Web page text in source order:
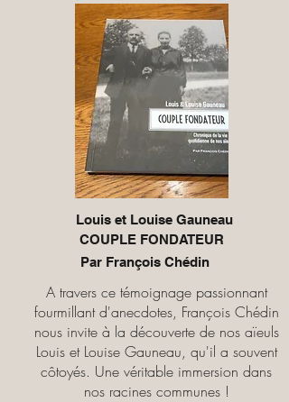
Louis et Louise Gauneau
COUPLE FONDATEUR
Par François Chédin
A travers ce témoignage passionnant
fourmillant d'anecdotes, François Chédin
nous invite à la découverte de nos aïeuls
Louis et Louise Gauneau, qu'il a souvent
côtoyés. Une véritable immersion dans
nos racines communes !